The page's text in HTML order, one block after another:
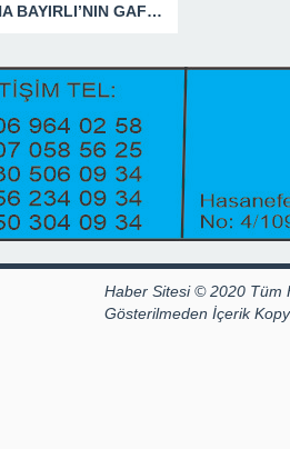
SÜHA BAYIRLI’NIN GAFLARI
Haber Sitesi © 2020 Tüm
Gösterilmeden İçerik